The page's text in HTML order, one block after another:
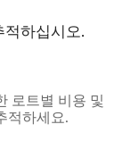
적하십시오.
로트별 비용 및
적하세요.